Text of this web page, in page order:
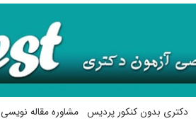
دکتری بدون کنکور پردیس مشاوره مقاله نویسی